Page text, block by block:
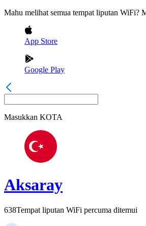
Mahu melihat semua tempat liputan WiFi?
App Store
Google Play
Masukkan KOTA
Aksaray
638Tempat liputan WiFi percuma ditemui